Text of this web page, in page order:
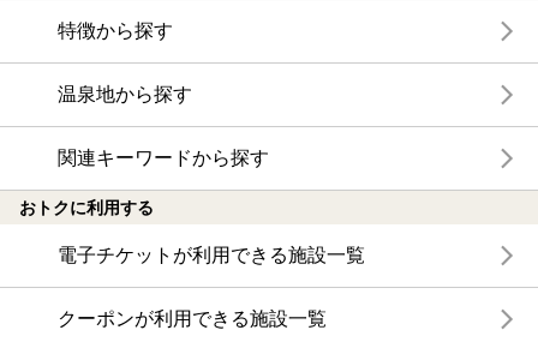
特徴から探す
温泉地から探す
関連キーワードから探す
おトクに利用する
電子チケットが利用できる施設一覧
クーポンが利用できる施設一覧